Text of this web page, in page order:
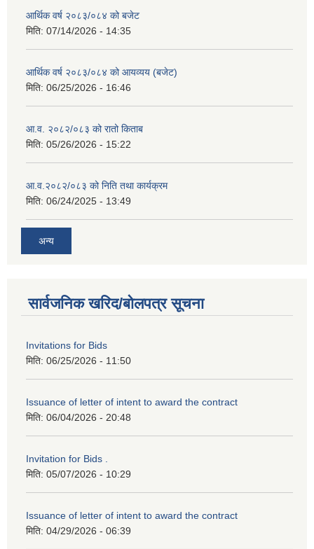
आर्थिक वर्ष २०८३/०८४ को बजेट
मिति: 07/14/2026 - 14:35
आर्थिक वर्ष २०८३/०८४ को आयव्यय (बजेट)
मिति: 06/25/2026 - 16:46
आ.व. २०८२/०८३ को रातो किताब
मिति: 05/26/2026 - 15:22
आ.व.२०८२/०८३ को निति तथा कार्यक्रम
मिति: 06/24/2025 - 13:49
अन्य
सार्वजनिक खरिद/बोलपत्र सूचना
Invitations for Bids
मिति: 06/25/2026 - 11:50
Issuance of letter of intent to award the contract
मिति: 06/04/2026 - 20:48
Invitation for Bids .
मिति: 05/07/2026 - 10:29
Issuance of letter of intent to award the contract
मिति: 04/29/2026 - 06:39